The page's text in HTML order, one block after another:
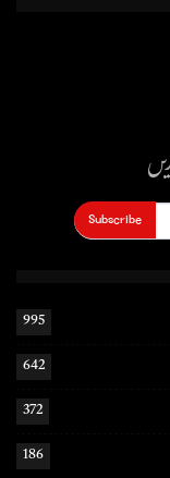
Subscribe
995
642
372
186